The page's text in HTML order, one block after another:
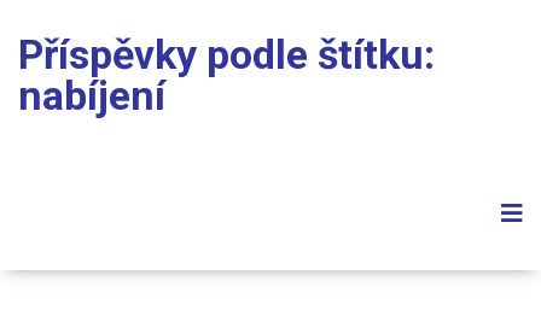
Příspěvky podle štítku:
nabíjení